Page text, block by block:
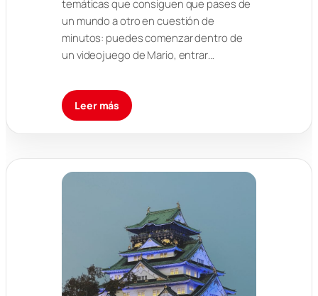
temáticas que consiguen que pases de
un mundo a otro en cuestión de
minutos: puedes comenzar dentro de
un videojuego de Mario, entrar…
Leer más